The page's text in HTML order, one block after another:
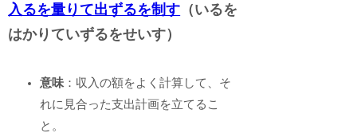
入るを量りて出ずるを制す （いるを
はかりていずるをせいす）
意味 ：収入の額をよく計算して、そ
れに見合った支出計画を立てるこ
と。